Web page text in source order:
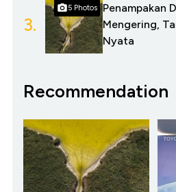
3.
5 Photos
Penampakan
Mengering,
Nyata
Recommendation